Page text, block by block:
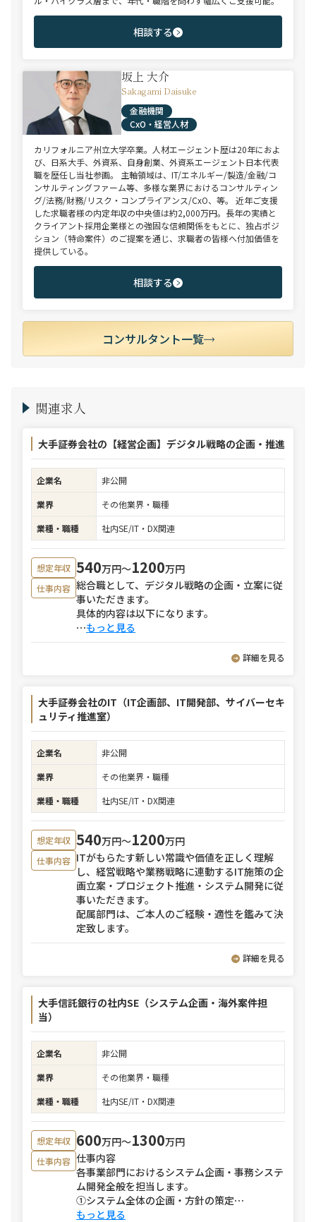
相談する
坂上 大介
Sakagami Daisuke
金融機関
CxO・経営人材
カリフォルニア州立大学卒業。人材エージェント歴は20年におよ
び、日系大手、外資系、自身創業、外資系エージェント日本代表
職を歴任し当社参画。 主軸領域は、IT/エネルギー/製造/金融/コ
ンサルティングファーム等、多様な業界におけるコンサルティン
グ/法務/財務/リスク・コンプライアンス/CxO、等。 近年ご支援
した求職者様の内定年収の中央値は約2,000万円。長年の実績と
クライアント採用企業様との強固な信頼関係をもとに、独占ポジ
ション（特命案件）のご提案を通じ、求職者の皆様へ付加価値を
提供している。
相談する
コンサルタント一覧
関連求人
大手証券会社の【経営企画】デジタル戦略の企画・推進
企業名
非公開
業界
その他業界・職種
業種・職種
社内SE/IT・DX関連
想定年収 540万円〜1200万円
仕事内容 総合職として、デジタル戦略の企画・立案に従
事いただきます。
具体的内容は以下になります。
⋯もっと見る
詳細を見る
大手証券会社のIT（IT企画部、IT開発部、サイバーセキ
ュリティ推進室）
企業名
非公開
業界
その他業界・職種
業種・職種
社内SE/IT・DX関連
想定年収 540万円〜1200万円
仕事内容 ITがもらたす新しい常識や価値を正しく理解
し、経営戦略や業務戦略に連動するIT施策の企
画立案・プロジェクト推進・システム開発に従
事いただきます。
配属部門は、ご本人のご経験・適性を鑑みて決
定致します。
詳細を見る
大手信託銀行の社内SE（システム企画・海外案件担
当）
企業名
非公開
業界
その他業界・職種
業種・職種
社内SE/IT・DX関連
想定年収 600万円〜1300万円
仕事内容 仕事内容
各事業部門におけるシステム企画・事務システ
ム開発全般を担当します。
①システム全体の企画・方針の策定⋯
もっと見る